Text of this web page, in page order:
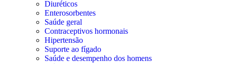
Diuréticos
Enterosorbentes
Saúde geral
Contraceptivos hormonais
Hipertensão
Suporte ao fígado
Saúde e desempenho dos homens